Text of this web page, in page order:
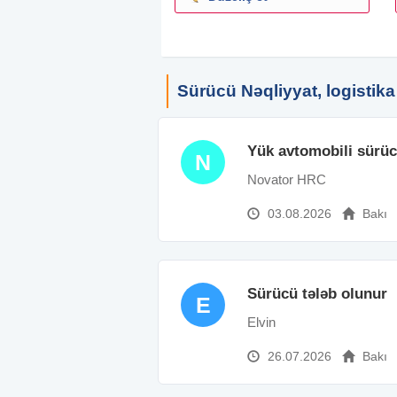
Sürücü Nəqliyyat, logistika
N Yük avtomobili
Novator HRC
03.08.2026 Bakı
E Sürücü tələb olunur
Elvin
26.07.2026 Bakı